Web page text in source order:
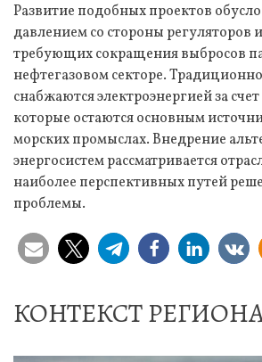
Развитие подобных проектов
давлением со стороны регуляторов
требующих сокращения выбросов
нефтегазовом секторе.
снабжаются электроэнергией за
которые остаются основным
морских промыслах. Внедрение
энергосистем рассматривается
наиболее перспективных путей
проблемы.
КОНТЕКСТ